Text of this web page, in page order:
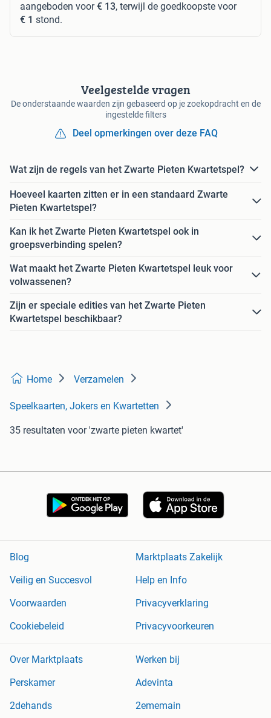
aangeboden voor€ 13, terwijl de goedkoopste voor
€ 1 stond.
Veelgestelde vragen
De onderstaande waarden zijn gebaseerd op je zoekopdracht en de
ingestelde filters
Deel opmerkingen over deze FAQ
Wat zijn de regels van het Zwarte Pieten Kwartetspel?
Hoeveel kaarten zitten er in een standaard Zwarte
Pieten Kwartetspel?
Kan ik het Zwarte Pieten Kwartetspel ook in
groepsverbinding spelen?
Wat maakt het Zwarte Pieten Kwartetspel leuk voor
volwassenen?
Zijn er speciale edities van het Zwarte Pieten
Kwartetspel beschikbaar?
Home Verzamelen
Speelkaarten, Jokers en Kwartetten
35 resultaten voor 'zwarte pieten kwartet'
Blog
Marktplaats Zakelijk
Veilig en Succesvol
Help en Info
Voorwaarden
Privacyverklaring
Cookiebeleid
Privacyvoorkeuren
Over Marktplaats
Werken bij
Perskamer
Adevinta
2dehands
2ememain